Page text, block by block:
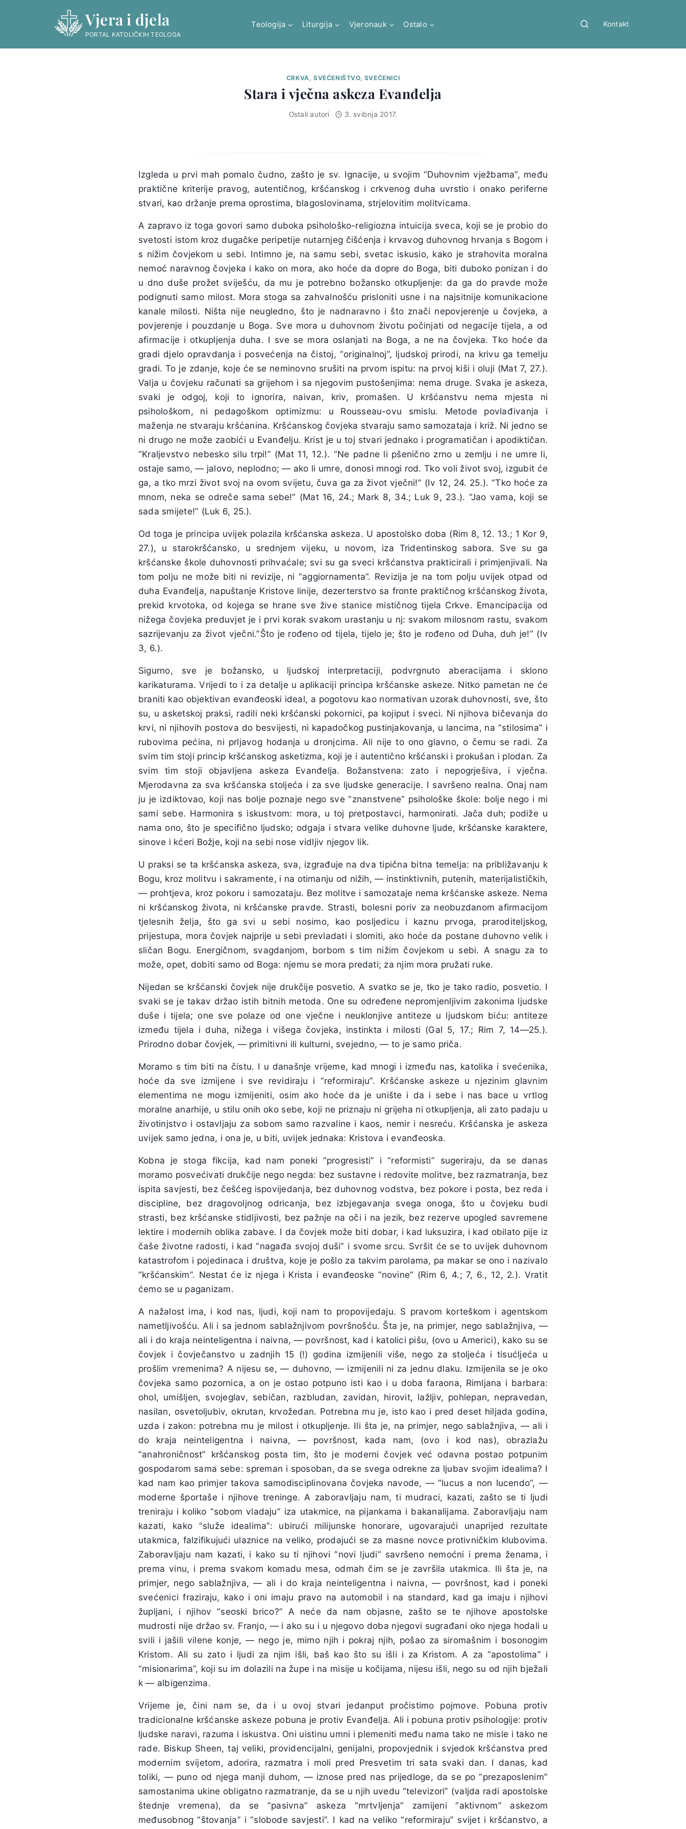
Vjera i djela
PORTAL KATOLIČKIH TEOLOGA
Teologija Liturgija Vjeronauk Ostalo Kontakt
CRKVA, SVEĆENIŠTVO, SVEĆENICI
Stara i vječna askeza Evanđelja
Ostali autori 3. svibnja 2017.
Izgleda u prvi mah pomalo čudno, zašto je sv. Ignacije, u svojim “Duhovnim vježbama”, među
praktične kriterije pravog, autentičnog, kršćanskog i crkvenog duha uvrstio i onako periferne
stvari, kao držanje prema oprostima, blagoslovinama, strjelovitim molitvicama.
A zapravo iz toga govori samo duboka psihološko-religiozna intuicija sveca, koji se je probio do
svetosti istom kroz dugačke peripetije nutarnjeg čišćenja i krvavog duhovnog hrvanja s Bogom i
s nižim čovjekom u sebi. Intimno je, na samu sebi, svetac iskusio, kako je strahovita moralna
nemoć naravnog čovjeka i kako on mora, ako hoće da dopre do Boga, biti duboko ponizan i do
u dno duše prožet sviješću, da mu je potrebno božansko otkupljenje: da ga do pravde može
podignuti samo milost. Mora stoga sa zahvalnošću prisloniti usne i na najsitnije komunikacione
kanale milosti. Ništa nije neugledno, što je nadnaravno i što znači nepovjerenje u čovjeka, a
povjerenje i pouzdanje u Boga. Sve mora u duhovnom životu počinjati od negacije tijela, a od
afirmacije i otkupljenja duha. I sve se mora oslanjati na Boga, a ne na čovjeka. Tko hoće da
gradi djelo opravdanja i posvećenja na čistoj, “originalnoj”, ljudskoj prirodi, na krivu ga temelju
gradi. To je zdanje, koje će se neminovno srušiti na prvom ispitu: na prvoj kiši i oluji (Mat 7, 27.).
Valja u čovjeku računati sa grijehom i sa njegovim pustošenjima: nema druge. Svaka je askeza,
svaki je odgoj, koji to ignorira, naivan, kriv, promašen. U kršćanstvu nema mjesta ni
psihološkom, ni pedagoškom optimizmu: u Rousseau-ovu smislu. Metode povlađivanja i
maženja ne stvaraju kršćanina. Kršćanskog čovjeka stvaraju samo samozataja i križ. Ni jedno se
ni drugo ne može zaobići u Evanđelju. Krist je u toj stvari jednako i programatičan i apodiktičan.
“Kraljevstvo nebesko silu trpi!” (Mat 11, 12.). “Ne padne li pšenično zrno u zemlju i ne umre li,
ostaje samo, — jalovo, neplodno; — ako li umre, donosi mnogi rod. Tko voli život svoj, izgubit će
ga, a tko mrzi život svoj na ovom svijetu, čuva ga za život vječni!” (Iv 12, 24. 25.). “Tko hoće za
mnom, neka se odreče sama sebe!” (Mat 16, 24.; Mark 8, 34.; Luk 9, 23.). “Jao vama, koji se
sada smijete!” (Luk 6, 25.).
Od toga je principa uvijek polazila kršćanska askeza. U apostolsko doba (Rim 8, 12. 13.; 1 Kor 9,
27.), u starokršćansko, u srednjem vijeku, u novom, iza Tridentinskog sabora. Sve su ga
kršćanske škole duhovnosti prihvaćale; svi su ga sveci kršćanstva prakticirali i primjenjivali. Na
tom polju ne može biti ni revizije, ni “aggiornamenta”. Revizija je na tom polju uvijek otpad od
duha Evanđelja, napuštanje Kristove linije, dezerterstvo sa fronte praktičnog kršćanskog života,
prekid krvotoka, od kojega se hrane sve žive stanice mističnog tijela Crkve. Emancipacija od
nižega čovjeka preduvjet je i prvi korak svakom urastanju u nj: svakom milosnom rastu, svakom
sazrijevanju za život vječni.”Što je rođeno od tijela, tijelo je; što je rođeno od Duha, duh je!” (Iv
3, 6.).
Sigurno, sve je božansko, u ljudskoj interpretaciji, podvrgnuto aberacijama i sklono
karikaturama. Vrijedi to i za detalje u aplikaciji principa kršćanske askeze. Nitko pametan ne će
braniti kao objektivan evanđeoski ideal, a pogotovu kao normativan uzorak duhovnosti, sve, što
su, u asketskoj praksi, radili neki kršćanski pokornici, pa kojiput i sveci. Ni njihova bičevanja do
krvi, ni njihovih postova do besvijesti, ni kapadočkog pustinjakovanja, u lancima, na “stilosima” i
rubovima pećina, ni prljavog hodanja u dronjcima. Ali nije to ono glavno, o čemu se radi. Za
svim tim stoji princip kršćanskog asketizma, koji je i autentično kršćanski i prokušan i plodan. Za
svim tim stoji objavljena askeza Evanđelja. Božanstvena: zato i nepogrješiva, i vječna.
Mjerodavna za sva kršćanska stoljeća i za sve ljudske generacije. I savršeno realna. Onaj nam
ju je izdiktovao, koji nas bolje poznaje nego sve “znanstvene” psihološke škole: bolje nego i mi
sami sebe. Harmonira s iskustvom: mora, u toj pretpostavci, harmonirati. Jača duh; podiže u
nama ono, što je specifično ljudsko; odgaja i stvara velike duhovne ljude, kršćanske karaktere,
sinove i kćeri Božje, koji na sebi nose vidljiv njegov lik.
U praksi se ta kršćanska askeza, sva, izgrađuje na dva tipična bitna temelja: na približavanju k
Bogu, kroz molitvu i sakramente, i na otimanju od nižih, — instinktivnih, putenih, materijalističkih,
— prohtjeva, kroz pokoru i samozataju. Bez molitve i samozataje nema kršćanske askeze. Nema
ni kršćanskog života, ni kršćanske pravde. Strasti, bolesni poriv za neobuzdanom afirmacijom
tjelesnih želja, što ga svi u sebi nosimo, kao posljedicu i kaznu prvoga, praroditeljskog,
prijestupa, mora čovjek najprije u sebi prevladati i slomiti, ako hoće da postane duhovno velik i
sličan Bogu. Energičnom, svagdanjom, borbom s tim nižim čovjekom u sebi. A snagu za to
može, opet, dobiti samo od Boga: njemu se mora predati; za njim mora pružati ruke.
Nijedan se kršćanski čovjek nije drukčije posvetio. A svatko se je, tko je tako radio, posvetio. I
svaki se je takav držao istih bitnih metoda. One su određene nepromjenljivim zakonima ljudske
duše i tijela; one sve polaze od one vječne i neuklonjive antiteze u ljudskom biću: antiteze
između tijela i duha, nižega i višega čovjeka, instinkta i milosti (Gal 5, 17.; Rim 7, 14—25.).
Prirodno dobar čovjek, — primitivni ili kulturni, svejedno, — to je samo priča.
Moramo s tim biti na čistu. I u današnje vrijeme, kad mnogi i između nas, katolika i svećenika,
hoće da sve izmijene i sve revidiraju i “reformiraju”. Kršćanske askeze u njezinim glavnim
elementima ne mogu izmijeniti, osim ako hoće da je unište i da i sebe i nas bace u vrtlog
moralne anarhije, u stilu onih oko sebe, koji ne priznaju ni grijeha ni otkupljenja, ali zato padaju u
životinjstvo i ostavljaju za sobom samo razvaline i kaos, nemir i nesreću. Kršćanska je askeza
uvijek samo jedna, i ona je, u biti, uvijek jednaka: Kristova i evanđeoska.
Kobna je stoga fikcija, kad nam poneki “progresisti” i “reformisti” sugeriraju, da se danas
moramo posvećivati drukčije nego negda: bez sustavne i redovite molitve, bez razmatranja, bez
ispita savjesti, bez češćeg ispovijedanja, bez duhovnog vodstva, bez pokore i posta, bez reda i
discipline, bez dragovoljnog odricanja, bez izbjegavanja svega onoga, što u čovjeku budi
strasti, bez kršćanske stidljivosti, bez pažnje na oči i na jezik, bez rezerve upogled savremene
lektire i modernih oblika zabave. I da čovjek može biti dobar, i kad luksuzira, i kad obilato pije iz
čaše životne radosti, i kad “nagađa svojoj duši” i svome srcu. Svršit će se to uvijek duhovnom
katastrofom i pojedinaca i društva, koje je pošlo za takvim parolama, pa makar se ono i nazivalo
“kršćanskim”. Nestat će iz njega i Krista i evanđeoske “novine” (Rim 6, 4.; 7, 6., 12, 2.). Vratit
ćemo se u paganizam.
A nažalost ima, i kod nas, ljudi, koji nam to propovijedaju. S pravom korteškom i agentskom
nametljivošću. Ali i sa jednom sablažnjivom površnošću. Šta je, na primjer, nego sablažnjiva, —
ali i do kraja neinteligentna i naivna, — površnost, kad i katolici pišu, (ovo u Americi), kako su se
čovjek i čovječanstvo u zadnjih 15 (!) godina izmijenili više, nego za stoljeća i tisućljeća u
prošlim vremenima? A nijesu se, — duhovno, — izmijenili ni za jednu dlaku. Izmijenila se je oko
čovjeka samo pozornica, a on je ostao potpuno isti kao i u doba faraona, Rimljana i barbara:
ohol, umišljen, svojeglav, sebičan, razbludan, zavidan, hirovit, lažljiv, pohlepan, nepravedan,
nasilan, osvetoljubiv, okrutan, krvožedan. Potrebna mu je, isto kao i pred deset hiljada godina,
uzda i zakon: potrebna mu je milost i otkupljenje. Ili šta je, na primjer, nego sablažnjiva, — ali i
do kraja neinteligentna i naivna, — površnost, kada nam, (ovo i kod nas), obrazlažu
“anahroničnost” kršćanskog posta tim, što je moderni čovjek već odavna postao potpunim
gospodarom sama sebe: spreman i sposoban, da se svega odrekne za ljubav svojim idealima? I
kad nam kao primjer takova samodisciplinovana čovjeka navode, — “lucus a non lucendo”, —
moderne športaše i njihove treninge. A zaboravljaju nam, ti mudraci, kazati, zašto se ti ljudi
treniraju i koliko “sobom vladaju” iza utakmice, na pijankama i bakanalijama. Zaboravljaju nam
kazati, kako “služe idealima”: ubirući milijunske honorare, ugovarajući unaprijed rezultate
utakmica, falzifikujući ulaznice na veliko, prodajući se za masne novce protivničkim klubovima.
Zaboravljaju nam kazati, i kako su ti njihovi “novi ljudi” savršeno nemoćni i prema ženama, i
prema vinu, i prema svakom komadu mesa, odmah čim se je završila utakmica. Ili šta je, na
primjer, nego sablažnjiva, — ali i do kraja neinteligentna i naivna, — površnost, kad i poneki
svećenici fraziraju, kako i oni imaju pravo na automobil i na standard, kad ga imaju i njihovi
župljani, i njihov “seoski brico?” A neće da nam objasne, zašto se te njihove apostolske
mudrosti nije držao sv. Franjo, — i ako su i u njegovo doba njegovi sugrađani oko njega hodali u
svili i jašili vilene konje, — nego je, mimo njih i pokraj njih, pošao za siromašnim i bosonogim
Kristom. Ali su zato i ljudi za njim išli, baš kao što su išli i za Kristom. A za “apostolima” i
“misionarima”, koji su im dolazili na župe i na misije u kočijama, nijesu išli, nego su od njih bježali
k — albigenzima.
Vrijeme je, čini nam se, da i u ovoj stvari jedanput pročistimo pojmove. Pobuna protiv
tradicionalne kršćanske askeze pobuna je protiv Evanđelja. Ali i pobuna protiv psihologije: protiv
ljudske naravi, razuma i iskustva. Oni uistinu umni i plemeniti među nama tako ne misle i tako ne
rade. Biskup Sheen, taj veliki, providencijalni, genijalni, propovjednik i svjedok kršćanstva pred
modernim svijetom, adorira, razmatra i moli pred Presvetim tri sata svaki dan. I danas, kad
toliki, — puno od njega manji duhom, — iznose pred nas prijedloge, da se po “prezaposlenim”
samostanima ukine obligatno razmatranje, da se u njih uvedu “televizori” (valjda radi apostolske
štednje vremena), da se “pasivna” askeza “mrtvljenja” zamijeni “aktivnom” askezom
međusobnog “štovanja” i “slobode savjesti”. I kad na veliko “reformiraju” svijet i kršćanstvo, a